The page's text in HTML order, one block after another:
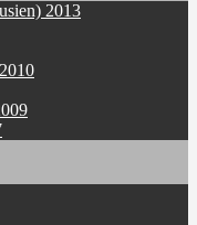
2013